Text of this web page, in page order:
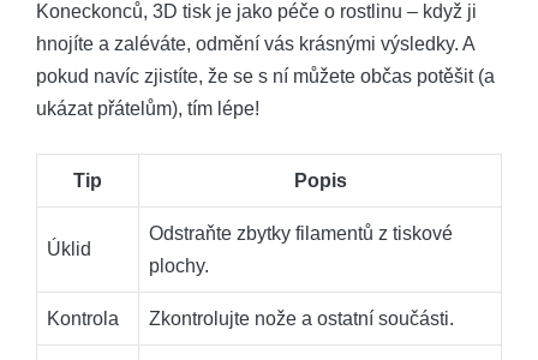
Koneckonců, 3D tisk je jako péče o rostlinu – když ji
hnojíte a zaléváte, odmění vás krásnými výsledky. A
pokud navíc zjistíte, že se s ní můžete občas potěšit (a
ukázat přátelům), tím lépe!
Tip Popis
Úklid
Odstraňte zbytky filamentů z tiskové
plochy.
Kontrola Zkontrolujte nože a ostatní součásti.